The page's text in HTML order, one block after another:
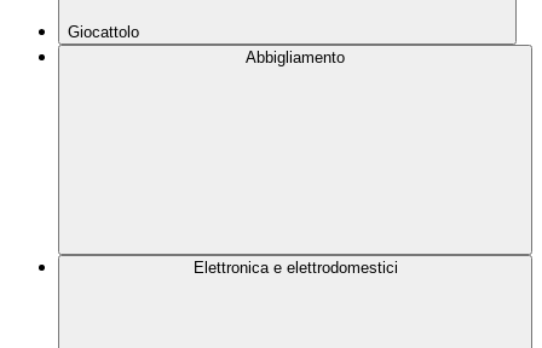
Giocattolo
Abbigliamento
Elettronica e elettrodomestici